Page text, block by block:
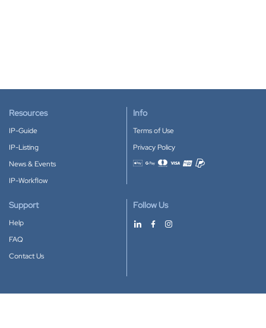
Resources
IP-Guide
IP-Listing
News & Events
IP-Workflow
Info
Terms of Use
Privacy Policy
Accepted payment methods
Support
Help
FAQ
Contact Us
Follow Us